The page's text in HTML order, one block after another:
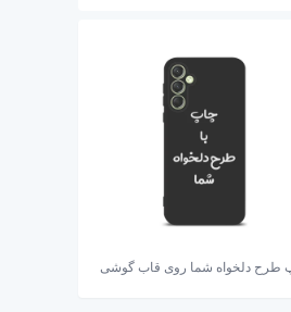
طرح دلخواه شما روی قاب گوشی